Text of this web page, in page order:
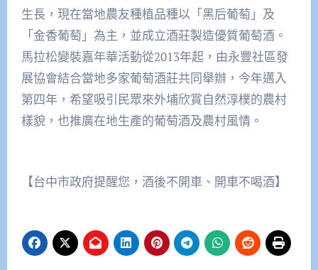
生長，現在當地農友種植品種以「黑后葡萄」及
「金香葡萄」為主，並成立酒莊製造優質葡萄酒。
馬拉松變裝嘉年華活動從2013年起，由永豐社區發
展協會結合當地多家葡萄酒莊共同舉辦，今年邁入
第四年，希望吸引民眾來外埔欣賞自然淳樸的農村
樣貌，也推廣在地生產的葡萄酒及農村風情。
【台中市政府提醒您，酒後不開車、開車不喝酒】